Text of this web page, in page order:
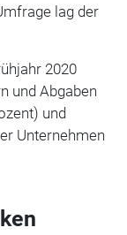
lag der
2020
und Abgaben
und
Unternehmen